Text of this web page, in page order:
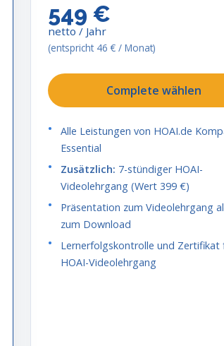
549 €
netto / Jahr
(entspricht 46 € / Monat)
Complete wählen
Alle Leistungen von HOAI.de
Essential
Zusätzlich: 7-stündiger HOAI-
Videolehrgang (Wert 399 €)
Präsentation zum Videolehrgang
zum Download
Lernerfolgskontrolle und Zertifikat
HOAI-Videolehrgang